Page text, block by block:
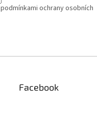
podmínkami ochrany osobních
Facebook